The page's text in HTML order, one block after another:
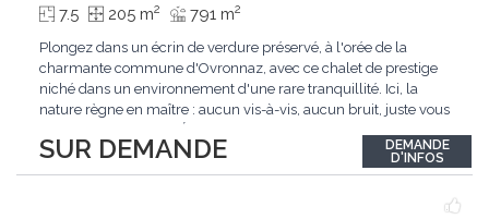
SUR DEMANDE
7.5 205 m2 791 m2
Plongez dans un écrin de verdure préservé, à l'orée de la
charmante commune d'Ovronnaz, avec ce chalet de prestige
niché dans un environnement d'une rare tranquillité. Ici, la
nature règne en maître : aucun vis-à-vis, aucun bruit, juste vous
par ses finitions de très haut standing et ses matériaux nobles.
Le bois de mélèze...
DEMANDE
D'INFOS